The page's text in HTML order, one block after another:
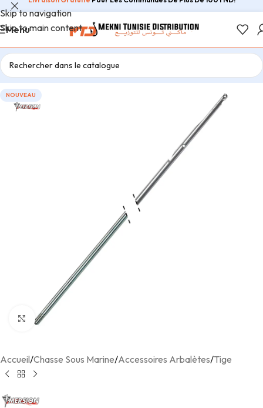
Skip to navigation
Skip to main content
Menu
NOUVEAU
Agrandir
Accueil/Chasse Sous Marine/Accessoires Arbalètes/Tige